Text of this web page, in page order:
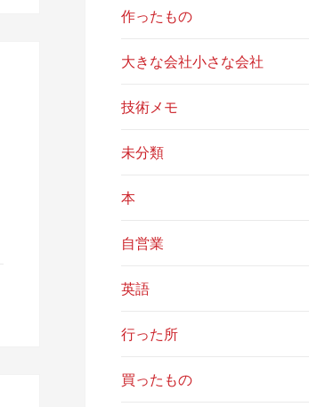
作ったもの
大きな会社小さな会社
技術メモ
未分類
本
自営業
英語
行った所
買ったもの